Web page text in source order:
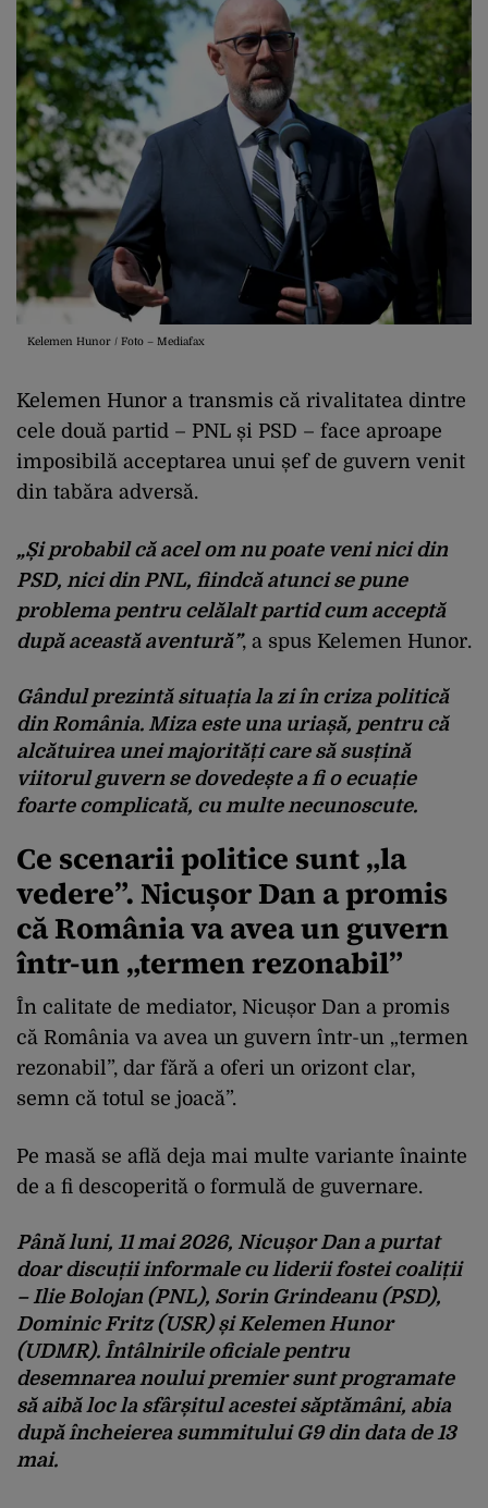
Kelemen Hunor / Foto – Mediafax
Kelemen Hunor a transmis că rivalitatea dintre
cele două partid – PNL și PSD – face aproape
imposibilă acceptarea unui șef de guvern venit
din tabăra adversă.
„Și probabil că acel om nu poate veni nici din
PSD, nici din PNL, fiindcă atunci se pune
problema pentru celălalt partid cum acceptă
după această aventură”, a spus Kelemen Hunor.
Gândulprezintă situația la zi în criza politică
din România. Miza este una uriașă, pentru că
alcătuirea unei majorități care să susțină
viitorul guvern se dovedește a fi o ecuație
foarte complicată, cu multe necunoscute.
Ce scenarii politice sunt „la
vedere”. Nicușor Dan a promis
că România va avea un guvern
într-un „termen rezonabil”
În calitate de mediator, Nicușor Dan a promis
că România va avea un guvern într-un „termen
rezonabil”, dar fără a oferi un orizont clar,
semn că totul se joacă”.
Pe masă se află deja mai multe variante înainte
de a fi descoperită o formulă de guvernare.
Până luni, 11 mai 2026, Nicușor Dan a purtat
doardiscuții informalecu liderii fostei coaliții
– Ilie Bolojan (PNL), Sorin Grindeanu(PSD),
Dominic Fritz (USR)și Kelemen Hunor
(UDMR). Întâlnirile oficiale pentru
desemnarea noului premier sunt programate
să aibă loc la sfârșitul acestei săptămâni, abia
după încheierea summitului G9 din data de 13
mai.